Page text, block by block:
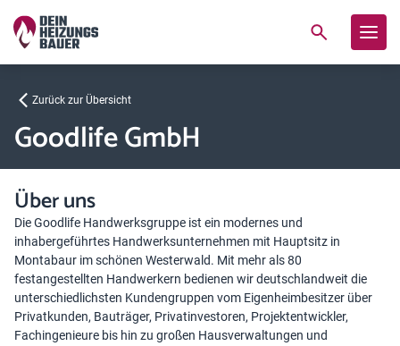
Zurück zur Übersicht
Goodlife GmbH
Über uns
Die Goodlife Handwerksgruppe ist ein modernes und
inhabergeführtes Handwerksunternehmen mit Hauptsitz in
Montabaur im schönen Westerwald. Mit mehr als 80
festangestellten Handwerkern bedienen wir deutschlandweit die
unterschiedlichsten Kundengruppen vom Eigenheimbesitzer über
Privatkunden, Bauträger, Privatinvestoren, Projektentwickler,
Fachingenieure bis hin zu großen Hausverwaltungen und